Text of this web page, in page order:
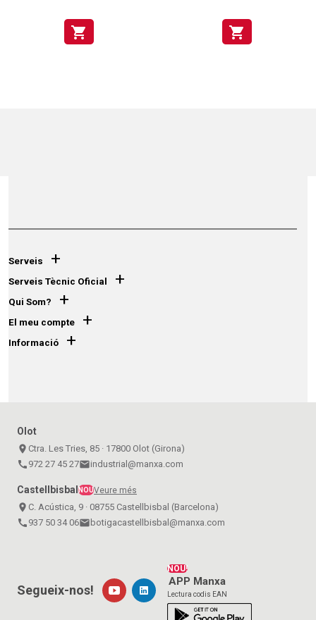
shopping_cart shopping_cart
Serveis +
Serveis Tècnic Oficial +
Qui Som? +
El meu compte +
Informació +
Olot
place Ctra. Les Tries, 85 · 17800 Olot (Girona)
call 972 27 45 27emailindustrial@manxa.com
Castellbisbal NOUVeure més
place C. Acústica, 9 · 08755 Castellbisbal (Barcelona)
call 937 50 34 06email botigacastellbisbal@manxa.com
NOU!
APP Manxa
Lectura codis EAN
Segueix-nos!